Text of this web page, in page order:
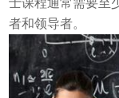
士课程通常需要至
者和领导者。